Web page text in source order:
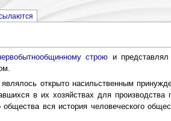
строю и
открыто насильственным
в их хозяйствах для
вся история человеческого